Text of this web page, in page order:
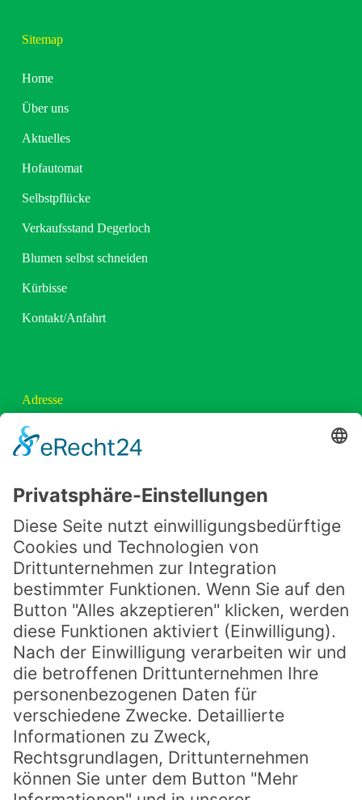
Sitemap
Home
Über uns
Aktuelles
Hofautomat
Selbstpflücke
Verkaufsstand Degerloch
Blumen selbst schneiden
Kürbisse
Kontakt/Anfahrt
Adresse
Beeren Brodbeck GbR
70565 Stuttgart-Möhringen
E-Mail:mail@beeren-brodbeck.de
Beeren-Hotline:
0711 – 78 00 844
Welches Selbstpflückefeld hat geöffnet?
Öffnungszeiten und Starttermine.
Der Anrufbeantworter ist immer aktuell für sie besprochen.
Social
facebook instagram